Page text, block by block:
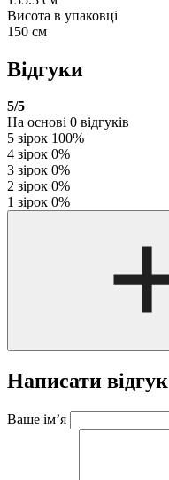
Висота в упаковці
150 см
Відгуки
5/5
На основі 0 відгуків
5 зірок 100%
4 зірок 0%
3 зірок 0%
2 зірок 0%
1 зірок 0%
Написати відгук
Ваше ім’я